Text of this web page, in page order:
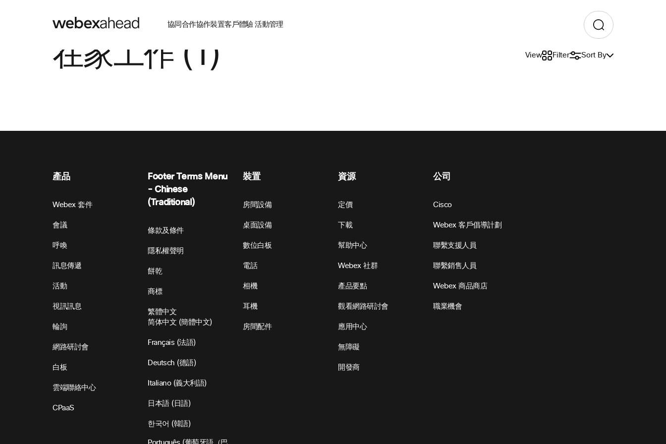
協同合作協作裝置客戶體驗活動管理
在家工作 (1) View Filter Sort By
產品
Webex 套件
會議
呼喚
訊息傳遞
活動
視訊訊息
輪詢
網路研討會
白板
雲端聯絡中心
CPaaS
Footer Terms Menu
- Chinese
(Traditional)
條款及條件
隱私權聲明
餅乾
商標
繁體中文
简体中文 (簡體中文)
Français (法語)
Deutsch (德語)
Italiano(義大利語)
日本語( 日語)
한국어 (韓語)
裝置
房間設備
桌面設備
數位白板
電話
相機
耳機
房間配件
資源
定價
下載
幫助中心
Webex 社群
產品要點
觀看網路研討會
應用中心
無障礙
開發商
公司
Cisco
Webex 客戶倡導計劃
聯繫支援人員
聯繫銷售人員
Webex 商品商店
職業機會